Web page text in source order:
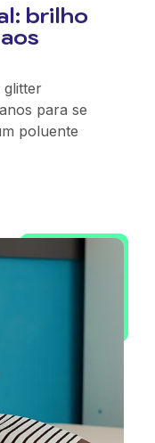
brilho
glitter
para se
poluente